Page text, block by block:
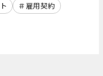
雇用契約